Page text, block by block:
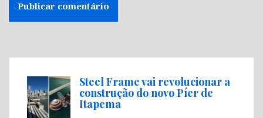
Steel Frame vai revolucionar a
construção do novo Píer de
Itapema